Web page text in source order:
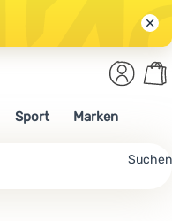
Suchen
Anmelden
Sport Marken